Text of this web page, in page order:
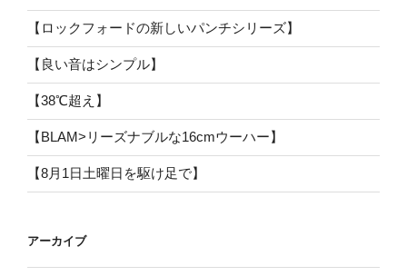
【ロックフォードの新しいパンチシリーズ】
【良い音はシンプル】
【38℃超え】
【BLAM>リーズナブルな16cmウーハー】
【8月1日土曜日を駆け足で】
アーカイブ